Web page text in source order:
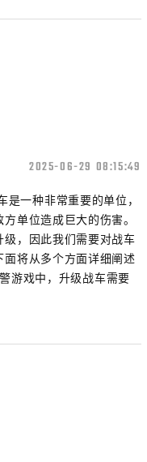
2025-06-29 08:15:49
一种非常重要的单位，
单位造成巨大的伤害。
，因此我们需要对战车
将从多个方面详细阐述
游戏中，升级战车需要